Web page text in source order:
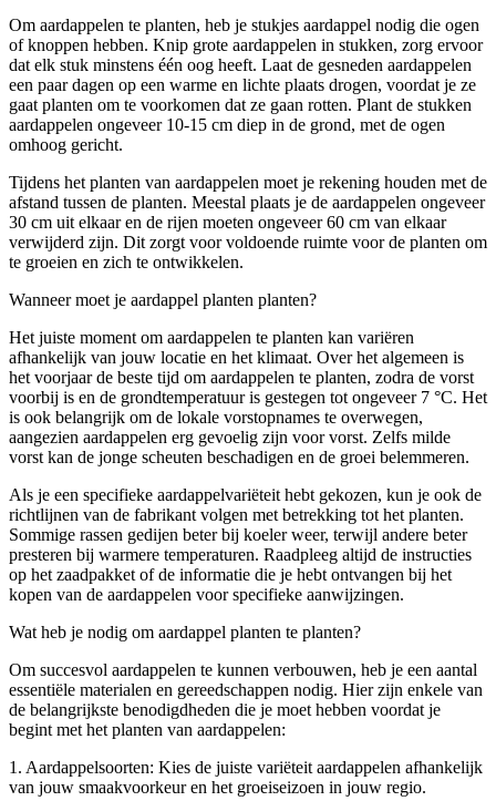
Om aardappelen te planten, heb je stukjes aardappel nodig die ogen
of knoppen hebben. Knip grote aardappelen in stukken, zorg ervoor
dat elk stuk minstens één oog heeft. Laat de gesneden aardappelen
een paar dagen op een warme en lichte plaats drogen, voordat je ze
gaat planten om te voorkomen dat ze gaan rotten. Plant de stukken
aardappelen ongeveer 10-15 cm diep in de grond, met de ogen
omhoog gericht.
Tijdens het planten van aardappelen moet je rekening houden met de
afstand tussen de planten. Meestal plaats je de aardappelen ongeveer
30 cm uit elkaar en de rijen moeten ongeveer 60 cm van elkaar
verwijderd zijn. Dit zorgt voor voldoende ruimte voor de planten om
te groeien en zich te ontwikkelen.
Wanneer moet je aardappel planten planten?
Het juiste moment om aardappelen te planten kan variëren
afhankelijk van jouw locatie en het klimaat. Over het algemeen is
het voorjaar de beste tijd om aardappelen te planten, zodra de vorst
voorbij is en de grondtemperatuur is gestegen tot ongeveer 7 °C. Het
is ook belangrijk om de lokale vorstopnames te overwegen,
aangezien aardappelen erg gevoelig zijn voor vorst. Zelfs milde
vorst kan de jonge scheuten beschadigen en de groei belemmeren.
Als je een specifieke aardappelvariëteit hebt gekozen, kun je ook de
richtlijnen van de fabrikant volgen met betrekking tot het planten.
Sommige rassen gedijen beter bij koeler weer, terwijl andere beter
presteren bij warmere temperaturen. Raadpleeg altijd de instructies
op het zaadpakket of de informatie die je hebt ontvangen bij het
kopen van de aardappelen voor specifieke aanwijzingen.
Wat heb je nodig om aardappel planten te planten?
Om succesvol aardappelen te kunnen verbouwen, heb je een aantal
essentiële materialen en gereedschappen nodig. Hier zijn enkele van
de belangrijkste benodigdheden die je moet hebben voordat je
begint met het planten van aardappelen:
1. Aardappelsoorten: Kies de juiste variëteit aardappelen afhankelijk
van jouw smaakvoorkeur en het groeiseizoen in jouw regio.